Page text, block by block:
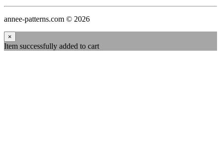
annee-patterns.com © 2026
×
Item successfully added to cart